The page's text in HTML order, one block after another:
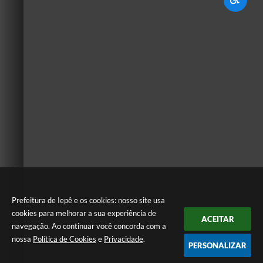
Prefeitura de Iepê e os cookies: nosso site usa
cookies para melhorar a sua experiência de
navegação. Ao continuar você concorda com a
nossa Política de Cookies e Privacidade.
ACEITAR
PERSONALIZAR